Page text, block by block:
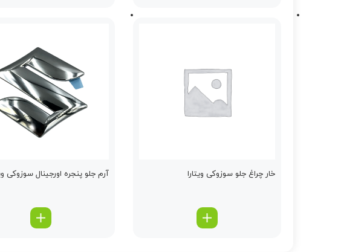
خار چراغ جلو سوزوکی ویتارا آرم جلو پنجره اورجینال سوزوکی